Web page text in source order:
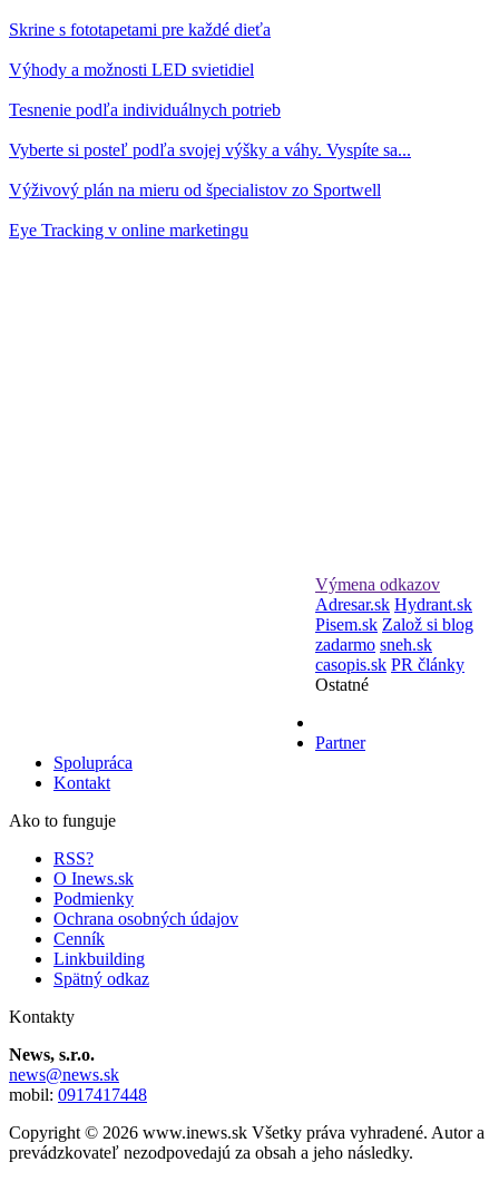
Skrine s fototapetami pre každé dieťa
Výhody a možnosti LED svietidiel
Tesnenie podľa individuálnych potrieb
Vyberte si posteľ podľa svojej výšky a váhy. Vyspíte sa...
Výživový plán na mieru od špecialistov zo Sportwell
Eye Tracking v online marketingu
Výmena odkazov
Adresar.sk Hydrant.sk
Pisem.sk Založ si blog
zadarmo sneh.sk
casopis.sk PR články
Ostatné
Partner
Spolupráca
Kontakt
Ako to funguje
RSS?
O Inews.sk
Podmienky
Ochrana osobných údajov
Cenník
Linkbuilding
Spätný odkaz
Kontakty
News, s.r.o.
news@news.sk
mobil: 0917417448
Copyright © 2026 www.inews.sk Všetky práva vyhradené. Autor a
prevádzkovateľ nezodpovedajú za obsah a jeho následky.